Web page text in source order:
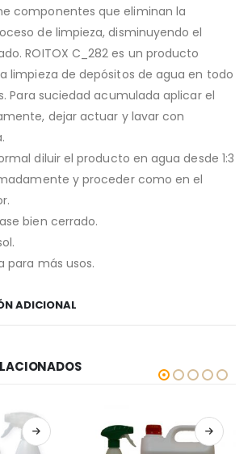
componentes que eliminan la
de limpieza, disminuyendo el
ROITOX C_282 es un producto
limpieza de depósitos de agua en todo
Para suciedad acumulada aplicar el
dejar actuar y lavar con
diluir el producto en agua desde 1:3
y proceder como en el
bien cerrado.
para más usos.
ADICIONAL